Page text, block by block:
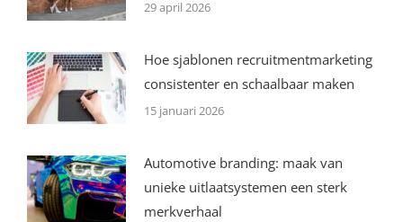
29 april 2026
Hoe sjablonen recruitmentmarketing
consistenter en schaalbaar maken
15 januari 2026
Automotive branding: maak van
unieke uitlaatsystemen een sterk
merkverhaal